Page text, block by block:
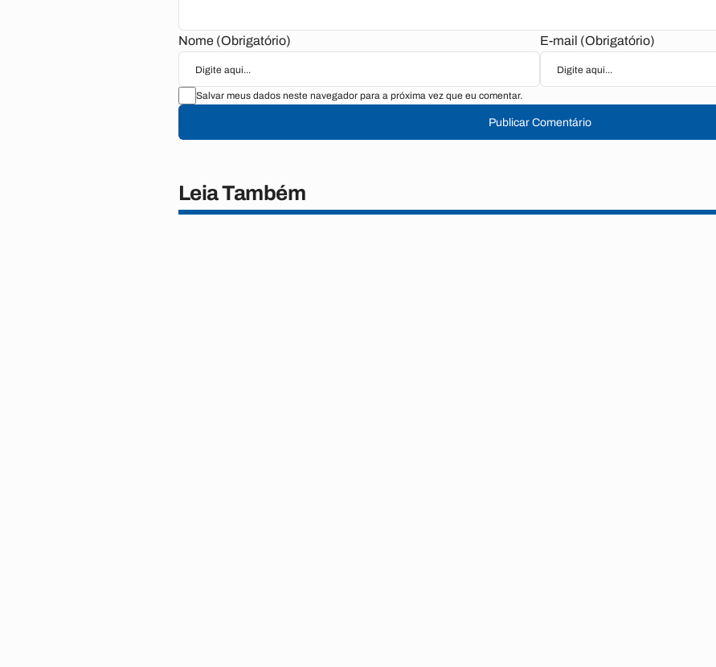
Nome (Obrigatório) E-mail (Obrigatório)
Salvar meus dados neste navegador para a próxima vez que eu comentar.
Publicar Comentário
Leia Também